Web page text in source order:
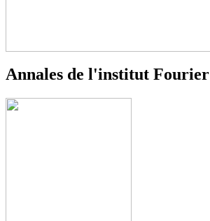
Annales de l'institut Fourier